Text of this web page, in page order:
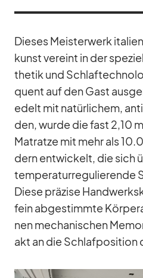
Die­ses Meis­ter­werk
kunst ver­eint in der
the­tik und
quent auf den Gast
edelt mit na­tür­li­chem,
den, wurde die fast 2,10
Ma­tratze mit mehr als
dern ent­wi­ckelt, die sich
tem­pe­ra­tur­re­gu­lie­rende
Diese prä­zise
fein ab­ge­stimmte
nen me­cha­ni­schen
akt an die Schlaf­po­si­tion